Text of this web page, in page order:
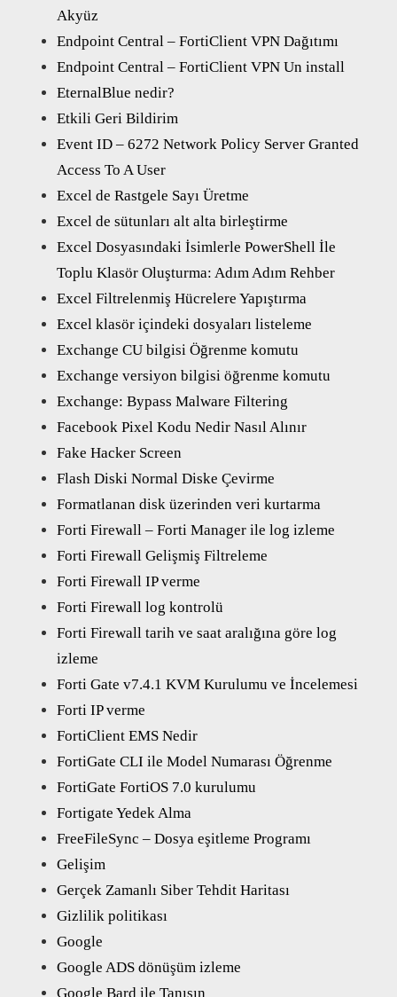
Akyüz
Endpoint Central – FortiClient VPN Dağıtımı
Endpoint Central – FortiClient VPN Un install
EternalBlue nedir?
Etkili Geri Bildirim
Event ID – 6272 Network Policy Server Granted
Access To A User
Excel de Rastgele Sayı Üretme
Excel de sütunları alt alta birleştirme
Excel Dosyasındaki İsimlerle PowerShell İle
Toplu Klasör Oluşturma: Adım Adım Rehber
Excel Filtrelenmiş Hücrelere Yapıştırma
Excel klasör içindeki dosyaları listeleme
Exchange CU bilgisi Öğrenme komutu
Exchange versiyon bilgisi öğrenme komutu
Exchange: Bypass Malware Filtering
Facebook Pixel Kodu Nedir Nasıl Alınır
Fake Hacker Screen
Flash Diski Normal Diske Çevirme
Formatlanan disk üzerinden veri kurtarma
Forti Firewall – Forti Manager ile log izleme
Forti Firewall Gelişmiş Filtreleme
Forti Firewall IP verme
Forti Firewall log kontrolü
Forti Firewall tarih ve saat aralığına göre log
izleme
Forti Gate v7.4.1 KVM Kurulumu ve İncelemesi
Forti IP verme
FortiClient EMS Nedir
FortiGate CLI ile Model Numarası Öğrenme
FortiGate FortiOS 7.0 kurulumu
Fortigate Yedek Alma
FreeFileSync – Dosya eşitleme Programı
Gelişim
Gerçek Zamanlı Siber Tehdit Haritası
Gizlilik politikası
Google
Google ADS dönüşüm izleme
Google Bard ile Tanışın